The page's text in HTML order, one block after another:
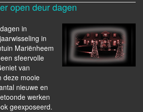
open deur dagen
in
in
Mariënheem
sfeervolle
van
deze mooie
nieuwe en
werken
geexposeerd.